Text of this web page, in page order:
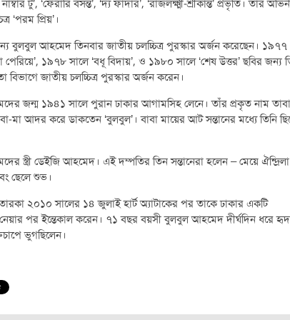
টু’, ‘ফেরারি বসন্ত’, ‘দ্য ফাদার’, ‘রাজলক্ষ্মী-শ্রীকান্ত’ প্রভৃতি। তার
‘পরম প্রিয়’।
বুলবুল আহমেদ তিনবার জাতীয় চলচ্চিত্র পুরস্কার অর্জন করেছেন। ১৯৭৭
পেরিয়ে’, ১৯৭৮ সালে ‘বধূ বিদায়’, ও ১৯৮০ সালে ‘শেষ উত্তর’ ছবির জন্য
বিভাগে জাতীয় চলচ্চিত্র পুরস্কার অর্জন করেন।
জন্ম ১৯৪১ সালে পুরান ঢাকার আগামসিহ লেনে। তাঁর প্রকৃত নাম
মা আদর করে ডাকতেন ‘বুলবুল’। বাবা মায়ের আট সন্তানের মধ্যে তিনি
স্ত্রী ডেইজি আহমেদ। এই দম্পতির তিন সন্তানেরা হলেন – মেয়ে
ছেলে শুভ।
২০১০ সালের ১৪ জুলাই হার্ট অ্যাটাকের পর তাকে ঢাকার একটি
পর ইন্তেকাল করেন। ৭১ বছর বয়সী বুলবুল আহমেদ দীর্ঘদিন ধরে
ভুগছিলেন।